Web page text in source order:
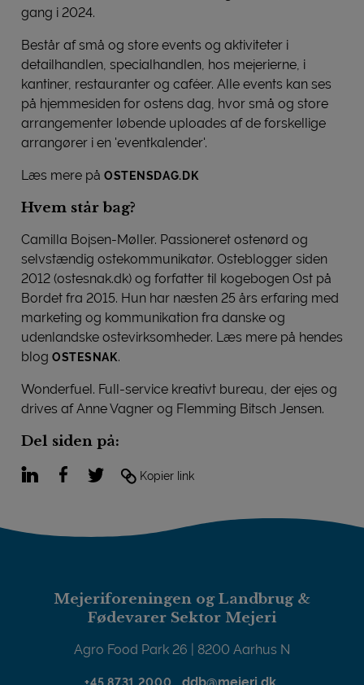
gang i 2024.
Består af små og store events og aktiviteter i
detailhandlen, specialhandlen, hos mejerierne, i
kantiner, restauranter og caféer. Alle events kan ses
på hjemmesiden for ostens dag, hvor små og store
arrangementer løbende uploades af de forskellige
arrangører i en 'eventkalender'.
Læs mere på OSTENSDAG.DK
Hvem står bag?
Camilla Bojsen-Møller. Passioneret ostenørd og
selvstændig ostekommunikatør. Osteblogger siden
2012 (ostesnak.dk) og forfatter til kogebogen Ost på
Bordet fra 2015. Hun har næsten 25 års erfaring med
marketing og kommunikation fra danske og
udenlandske ostevirksomheder. Læs mere på hendes
blog OSTESNAK.
Wonderfuel. Full-service kreativt bureau, der ejes og
drives af Anne Vagner og Flemming Bitsch Jensen.
Del siden på:
LinkedInFacebook
TwitterKopier link
Mejeriforeningen og Landbrug &
Fødevarer Sektor Mejeri
Agro Food Park 26 | 8200 Aarhus N
+45 8731 2000